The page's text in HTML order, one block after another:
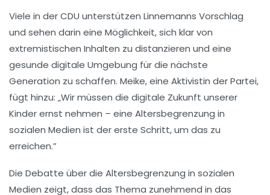
Viele in der CDU unterstützen Linnemanns Vorschlag
und sehen darin eine Möglichkeit, sich klar von
extremistischen Inhalten zu distanzieren und eine
gesunde digitale Umgebung für die nächste
Generation zu schaffen. Meike, eine Aktivistin der Partei,
fügt hinzu: „Wir müssen die digitale Zukunft unserer
Kinder ernst nehmen – eine Altersbegrenzung in
sozialen Medien ist der erste Schritt, um das zu
erreichen.”
Die Debatte über die Altersbegrenzung in sozialen
Medien zeigt, dass das Thema zunehmend in das